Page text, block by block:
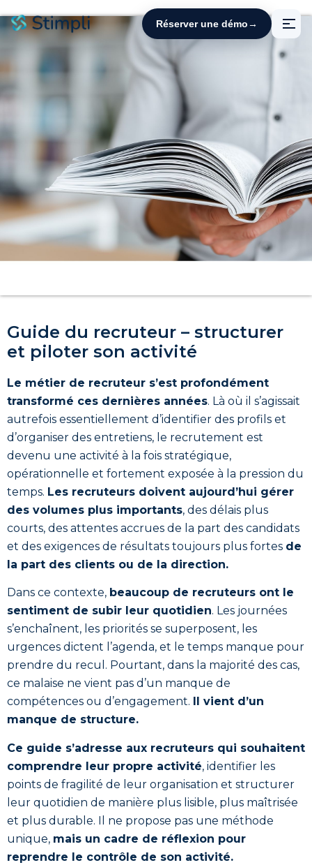
Panneau de gestion des cookies
Réserver une démo→
Guide du recruteur – structurer
et piloter son activité
Le métier de recruteur s’est profondément
transformé ces dernières années. Là où il s’agissait
autrefois essentiellement d’identifier des profils et
d’organiser des entretiens, le recrutement est
devenu une activité à la fois stratégique,
opérationnelle et fortement exposée à la pression du
temps. Les recruteurs doivent aujourd’hui gérer
des volumes plus importants, des délais plus
courts, des attentes accrues de la part des candidats
et des exigences de résultats toujours plus fortes de
la part des clients ou de la direction.
Dans ce contexte, beaucoup de recruteurs ont le
sentiment de subir leur quotidien. Les journées
s’enchaînent, les priorités se superposent, les
urgences dictent l’agenda, et le temps manque pour
prendre du recul. Pourtant, dans la majorité des cas,
ce malaise ne vient pas d’un manque de
compétences ou d’engagement.
Il vient d’un
manque de structure.
Ce guide s’adresse aux recruteurs qui souhaitent
comprendre leur propre activité, identifier les
points de fragilité de leur organisation et structurer
leur quotidien de manière plus lisible, plus maîtrisée
et plus durable. Il ne propose pas une méthode
unique, mais un cadre de réflexion pour
reprendre le contrôle de son activité.